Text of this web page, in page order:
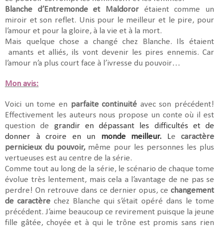
Blanche d’Entremonde et Maldoror étaient comme un
miroir et son reflet. Unis pour le meilleur et le pire, pour
l’amour et pour la gloire, à la vie et à la mort.
Mais quelque chose a changé chez Blanche. Ils étaient
amants et alliés, ils vont devenir les pires ennemis. Car
l’amour n’a plus court face à l’ivresse du pouvoir…
Mon avis:
Voici un tome en parfaite continuité avec son précédent!
Effectivement les auteurs nous propose un conte où il est
question de grandir en dépassant les difficultés et de
donner à croire en un monde meilleur. Le caractère
pernicieux du pouvoir,même pour les personnes les plus
vertueuses est au centre de la série.
Comme tout au long de la série, le scénario de chaque tome
évolue très lentement, mais cela a l’avantage de ne pas se
perdre! On retrouve dans ce dernier opus, ce changement
de caractèrechez Blanche qui s’était opéré dans le tome
précédent. J’aime beaucoup ce revirement puisque la jeune
fille gâtée, choyée et à qui le trône est promis sans rien